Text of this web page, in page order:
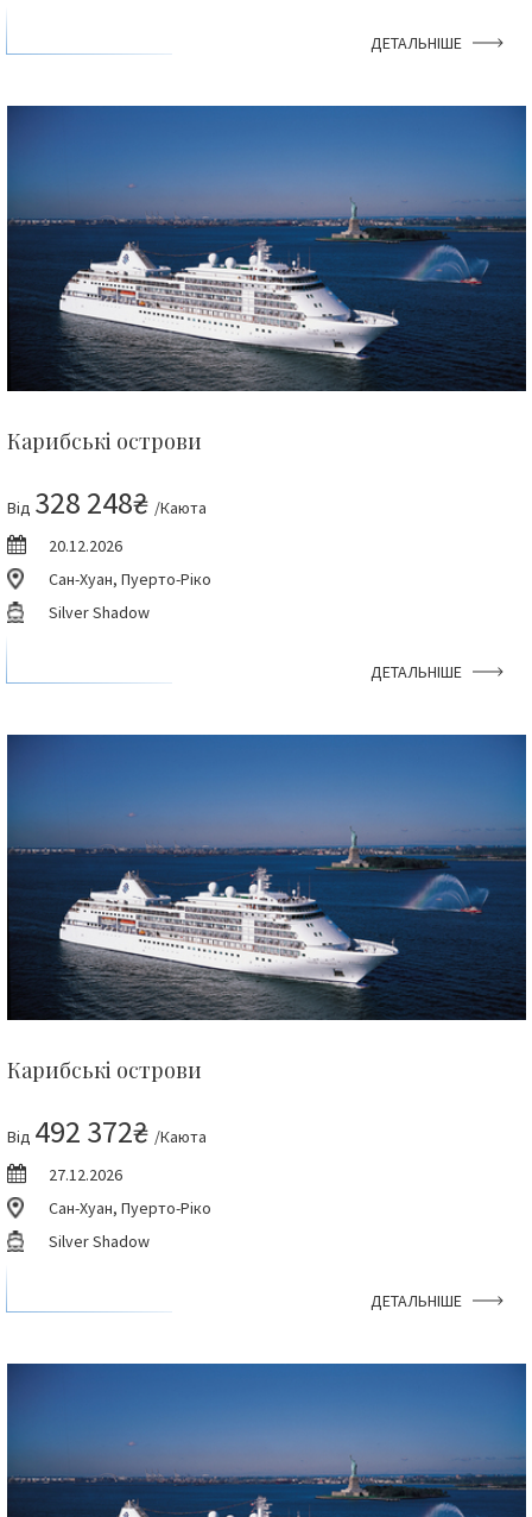
ДЕТАЛЬНІШЕ
Карибські острови
Від 328 248₴ /Каюта
20.12.2026
Сан-Хуан, Пуерто-Ріко
Silver Shadow
ДЕТАЛЬНІШЕ
Карибські острови
Від 492 372₴ /Каюта
27.12.2026
Сан-Хуан, Пуерто-Ріко
Silver Shadow
ДЕТАЛЬНІШЕ